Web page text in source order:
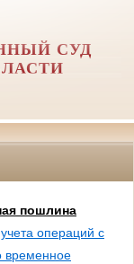
СУД
пошлина
операций с
временное